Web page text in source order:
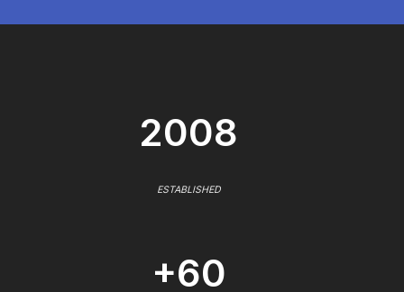
2008
ESTABLISHED
+60